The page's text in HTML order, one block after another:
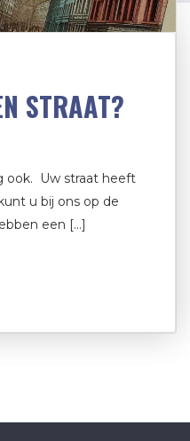
STRAAT?
ook. Uw straat heeft
u bij ons op de
een […]